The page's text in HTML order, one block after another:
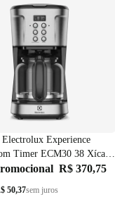
Electrolux Experience
Timer ECM30 38 Xícaras
220V
R$ 370,75
50,37sem juros